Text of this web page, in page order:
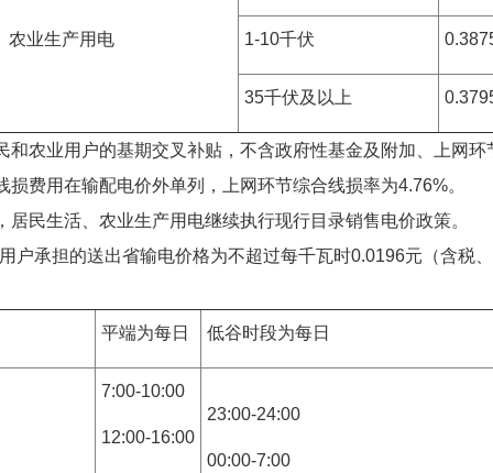
农业生产用电 1-10千伏
35千伏及以上
农业用户的基期交叉补贴，不含政府性基金及附加、上网环
费用在输配电价外单列，上网环节综合线损率为4.76%。
民生活、农业生产用电继续执行现行目录销售电价政策。
户承担的送出省输电价格为不超过每千瓦时0.0196元（含税、
平端为每日 低谷时段为每日
7:00-10:00
12:00-16:00
23:00-24:00
00:00-7:00